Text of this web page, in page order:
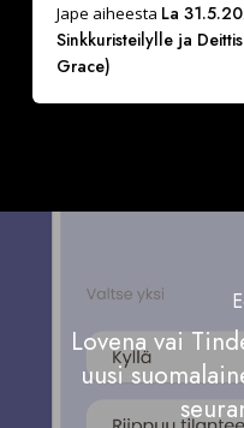
Jape aiheesta La
Sinkkuristeilylle ja
Grace)
Lovena vai
uusi